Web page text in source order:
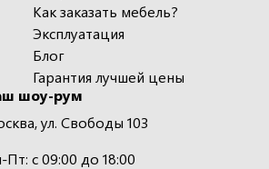
Как заказать мебель?
Эксплуатация
Блог
Гарантия лучшей цены
шоу-рум
ул. Свободы 103
Пт: с 09:00 до 18:00